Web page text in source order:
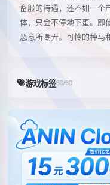
畜般的待遇，还不如一个
体，只会不停地下蛋。即
恶意所嘲弄。可怜的种马
游戏标签30/30